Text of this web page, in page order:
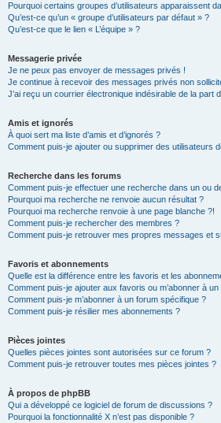
Pourquoi certains groupes d’utilisateurs apparaissent
Qu’est-ce qu’un « groupe d’utilisateurs par défaut » ?
Qu’est-ce que le lien « L’équipe » ?
Messagerie privée
Je ne peux pas envoyer de messages privés !
Je continue à recevoir des messages privés non
J’ai reçu un courrier électronique indésirable de la part
Amis et ignorés
À quoi sert ma liste d’amis et d’ignorés ?
Comment puis-je ajouter ou supprimer des utilisateurs
Recherche dans les forums
Comment puis-je effectuer une recherche dans un ou
Pourquoi ma recherche ne renvoie aucun résultat ?
Pourquoi ma recherche renvoie à une page blanche ?!
Comment puis-je rechercher des membres ?
Comment puis-je retrouver mes propres messages et
Favoris et abonnements
Quelle est la différence entre les favoris et les
Comment puis-je ajouter aux favoris ou m’abonner à
Comment puis-je m’abonner à un forum spécifique ?
Comment puis-je résilier mes abonnements ?
Pièces jointes
Quelles pièces jointes sont autorisées sur ce forum ?
Comment puis-je retrouver toutes mes pièces jointes ?
À propos de phpBB
Qui a développé ce logiciel de forum de discussions ?
Pourquoi la fonctionnalité X n’est pas disponible ?